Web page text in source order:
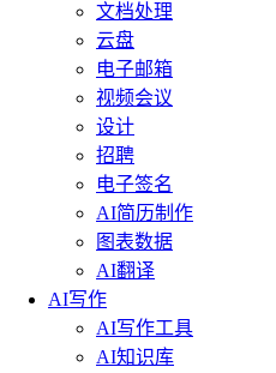
文档处理
云盘
电子邮箱
视频会议
设计
招聘
电子签名
AI简历制作
图表数据
AI翻译
AI写作
AI写作工具
AI知识库